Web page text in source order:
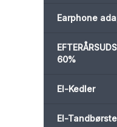
Earphone
60%
El-Kedler
El-